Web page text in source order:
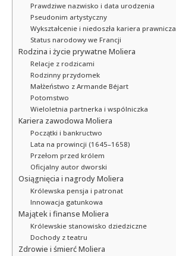
Prawdziwe nazwisko i data urodzenia
Pseudonim artystyczny
Wykształcenie i niedoszła kariera prawnicza
Status narodowy we Francji
Rodzina i życie prywatne Moliera
Relacje z rodzicami
Rodzinny przydomek
Małżeństwo z Armande Béjart
Potomstwo
Wieloletnia partnerka i wspólniczka
Kariera zawodowa Moliera
Początki i bankructwo
Lata na prowincji (1645–1658)
Przełom przed królem
Oficjalny autor dworski
Osiągnięcia i nagrody Moliera
Królewska pensja i patronat
Innowacja gatunkowa
Majątek i finanse Moliera
Królewskie stanowisko dziedziczne
Dochody z teatru
Zdrowie i śmierć Moliera